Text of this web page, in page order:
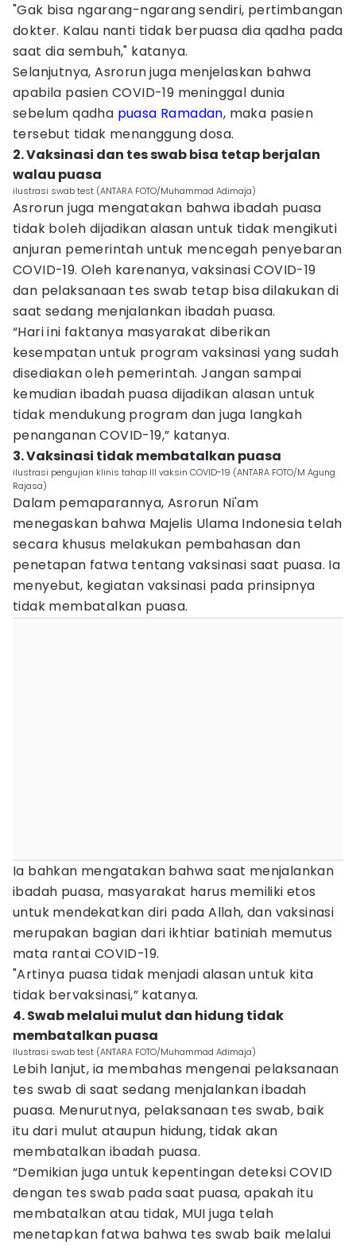
"Gak bisa ngarang-ngarang sendiri, pertimbangan
dokter. Kalau nanti tidak berpuasa dia qadha pada
saat dia sembuh," katanya.
Selanjutnya, Asrorun juga menjelaskan bahwa
apabila pasien COVID-19 meninggal dunia
sebelum qadha puasa Ramadan, maka pasien
tersebut tidak menanggung dosa.
2. Vaksinasi dan tes swab bisa tetap berjalan
walau puasa
ilustrasi swab test (ANTARA FOTO/Muhammad Adimaja)
Asrorun juga mengatakan bahwa ibadah puasa
tidak boleh dijadikan alasan untuk tidak mengikuti
anjuran pemerintah untuk mencegah penyebaran
COVID-19. Oleh karenanya, vaksinasi COVID-19
dan pelaksanaan tes swab tetap bisa dilakukan di
saat sedang menjalankan ibadah puasa.
“Hari ini faktanya masyarakat diberikan
kesempatan untuk program vaksinasi yang sudah
disediakan oleh pemerintah. Jangan sampai
kemudian ibadah puasa dijadikan alasan untuk
tidak mendukung program dan juga langkah
penanganan COVID-19,” katanya.
3. Vaksinasi tidak membatalkan puasa
ilustrasi pengujian klinis tahap III vaksin COVID-19 (ANTARA FOTO/M Agung
Rajasa)
Dalam pemaparannya, Asrorun Ni'am
menegaskan bahwa Majelis Ulama Indonesia telah
secara khusus melakukan pembahasan dan
penetapan fatwa tentang vaksinasi saat puasa. Ia
menyebut, kegiatan vaksinasi pada prinsipnya
tidak membatalkan puasa.
Ia bahkan mengatakan bahwa saat menjalankan
ibadah puasa, masyarakat harus memiliki etos
untuk mendekatkan diri pada Allah, dan vaksinasi
merupakan bagian dari ikhtiar batiniah memutus
mata rantai COVID-19.
"Artinya puasa tidak menjadi alasan untuk kita
tidak bervaksinasi,” katanya.
4. Swab melalui mulut dan hidung tidak
membatalkan puasa
Ilustrasi swab test (ANTARA FOTO/Muhammad Adimaja)
Lebih lanjut, ia membahas mengenai pelaksanaan
tes swab di saat sedang menjalankan ibadah
puasa. Menurutnya, pelaksanaan tes swab, baik
itu dari mulut ataupun hidung, tidak akan
membatalkan ibadah puasa.
“Demikian juga untuk kepentingan deteksi COVID
dengan tes swab pada saat puasa, apakah itu
membatalkan atau tidak, MUI juga telah
menetapkan fatwa bahwa tes swab baik melalui